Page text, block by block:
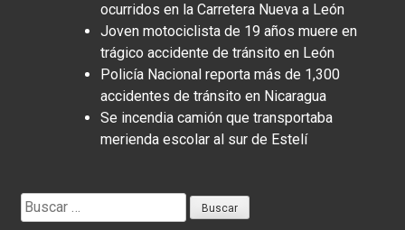
ocurridos en la Carretera Nueva a León
Joven motociclista de 19 años muere en
trágico accidente de tránsito en León
Policía Nacional reporta más de 1,300
accidentes de tránsito en Nicaragua
Se incendia camión que transportaba
merienda escolar al sur de Estelí
Buscar: